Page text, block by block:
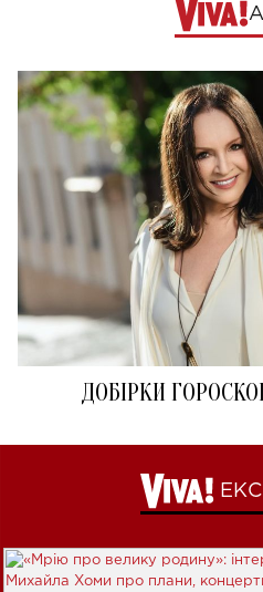
ДОБІРКИ